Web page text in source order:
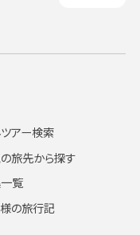
アー検索
旅先から探す
覧
の旅行記